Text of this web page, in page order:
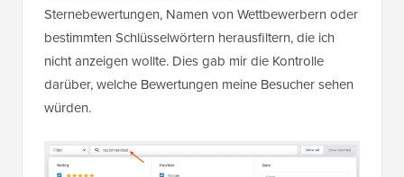
Sternebewertungen, Namen von Wettbewerbern oder
bestimmten Schlüsselwörtern herausfiltern, die ich
nicht anzeigen wollte. Dies gab mir die Kontrolle
darüber, welche Bewertungen meine Besucher sehen
würden.